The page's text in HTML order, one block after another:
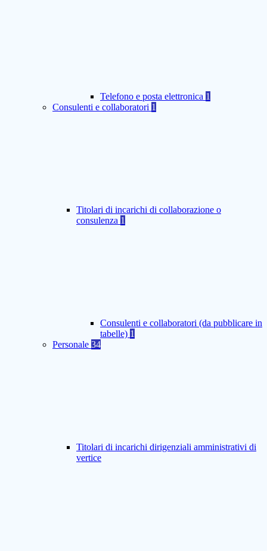
Telefono e posta elettronica 1
Consulenti e collaboratori 1
Titolari di incarichi di collaborazione o
consulenza 1
Consulenti e collaboratori (da pubblicare in
tabelle) 1
Personale 34
Titolari di incarichi dirigenziali amministrativi di
vertice